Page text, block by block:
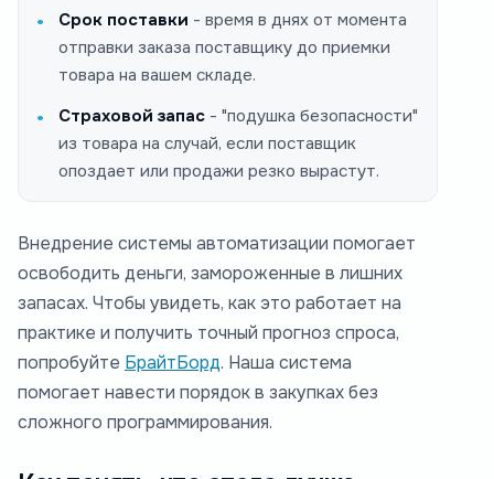
Срок поставки - время в днях от момента
отправки заказа поставщику до приемки
товара на вашем складе.
Страховой запас - "подушка безопасности"
из товара на случай, если поставщик
опоздает или продажи резко вырастут.
Внедрение системы автоматизации помогает
освободить деньги, замороженные в лишних
запасах. Чтобы увидеть, как это работает на
практике и получить точный прогноз спроса,
попробуйте БрайтБорд. Наша система
помогает навести порядок в закупках без
сложного программирования.